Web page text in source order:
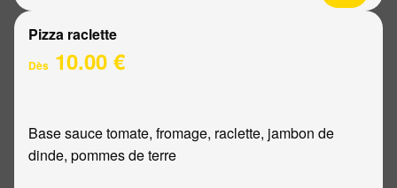
Pizza raclette
Dès 10.00 €
Base sauce tomate, fromage, raclette, jambon de
dinde, pommes de terre